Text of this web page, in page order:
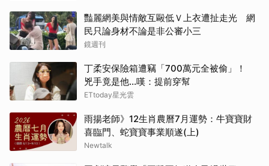
豔麗網美與情敵互毆低Ｖ上衣遭扯走光 網
民只論身材不論是非公審小三
鏡週刊
丁柔安保險箱遭竊「700萬元全被偷」！
兇手竟是他...嘆：提前穿幫
ETtoday星光雲
雨揚老師》12生肖農曆7月運勢：牛寶寶財
喜臨門、蛇寶寶事業順遂(上)
Newtalk